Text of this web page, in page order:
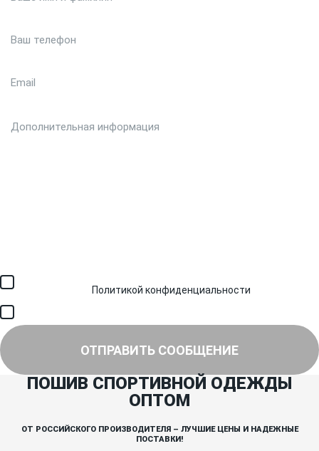
Политикой конфиденциальности
ОТПРАВИТЬ СООБЩЕНИЕ
ПОШИВ СПОРТИВНОЙ ОДЕЖДЫ
ОПТОМ
ОТ РОССИЙСКОГО ПРОИЗВОДИТЕЛЯ – ЛУЧШИЕ ЦЕНЫ И НАДЕЖНЫЕ
ПОСТАВКИ!